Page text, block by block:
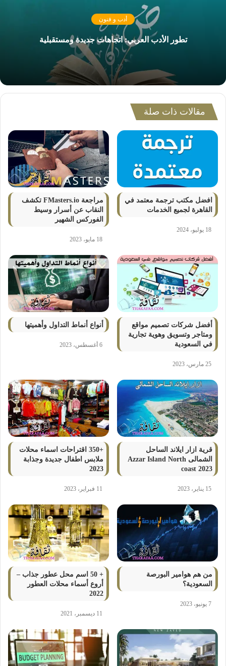
أدب و فنون
تطور الأدب العربي: اتجاهات جديدة ومستقبلية
مقالات ذات صلة
افضل مكتب ترجمة معتمد في
القاهرة لجميع الخدمات
18 يوليو، 2024
مراجعة FMasters.io تكشف
النقاب عن أسرار وسيط
الفوركس الشهير
18 مايو، 2023
أفضل شركات تصميم مواقع
ومتاجر وتسويق وهوية تجارية
في السعودية
25 مارس، 2023
أنواع أنماط التداول وأهميتها
6 أغسطس، 2023
قرية ازار ايلاند الساحل
الشمالى Azzar Island North
coast 2023
15 يناير، 2023
+350 اقتراحات اسماء محلات
ملابس اطفال جديدة وجذابة
2023
11 فبراير، 2023
من هم هوامير البورصة
السعودية؟
7 يونيو، 2023
+ 50 اسم محل عطور جذاب –
أروع أسماء محلات العطور
2022
11 ديسمبر، 2021